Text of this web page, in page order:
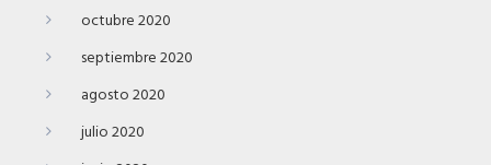
octubre 2020
septiembre 2020
agosto 2020
julio 2020